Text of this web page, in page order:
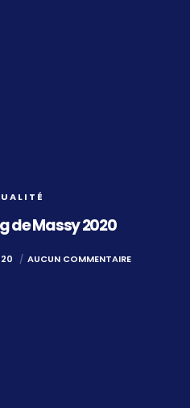
de Massy 2020
AUCUN COMMENTAIRE